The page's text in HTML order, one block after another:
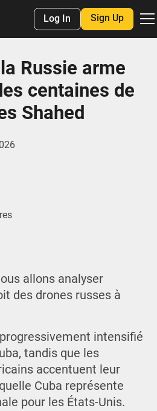
Log In Sign Up
Russie arme
centaines de
Shahed
allons analyser
des drones russes à
intensifié
tandis que les
accentuent leur
Cuba représente
pour les États-Unis.